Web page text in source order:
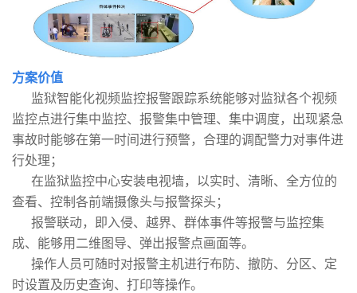
方案价值
监狱智能化视频监控报警跟踪系统能够对监狱各个视频
监控点进行集中监控、报警集中管理、集中调度，出现紧急
事故时能够在第一时间进行预警，合理的调配警力对事件进
行处理；
在监狱监控中心安装电视墙，以实时、清晰、全方位的
查看、控制各前端摄像头与报警探头；
报警联动，即入侵、越界、群体事件等报警与监控集
成、能够用二维图导、弹出报警点画面等。
操作人员可随时对报警主机进行布防、撤防、分区、定
时设置及历史查询、打印等操作。